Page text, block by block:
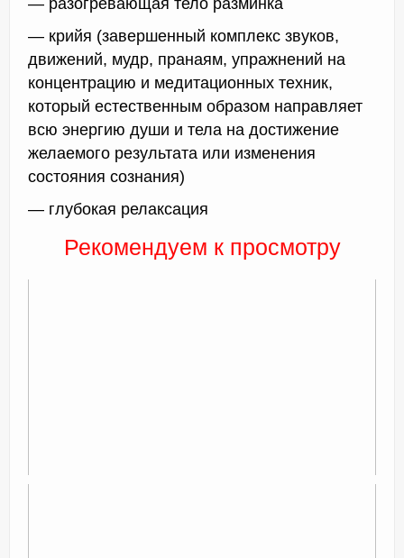
— крийя (завершенный комплекс звуков,
движений, мудр, пранаям, упражнений на
концентрацию и медитационных техник,
который естественным образом направляет
всю энергию души и тела на достижение
желаемого результата или изменения
состояния сознания)
— глубокая релаксация
Рекомендуем к просмотру